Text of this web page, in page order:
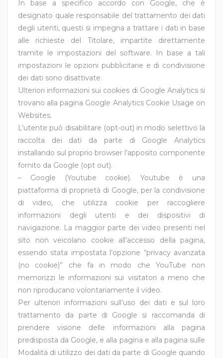
In base a specifico accordo con Google, che è
designato quale responsabile del trattamento dei dati
degli utenti, questi si impegna a trattare i dati in base
alle richieste del Titolare, impartite direttamente
tramite le impostazioni del software. In base a tali
impostazioni le opzioni pubblicitarie e di condivisione
dei dati sono disattivate.
Ulteriori informazioni sui cookies di Google Analytics si
trovano alla pagina Google Analytics Cookie Usage on
Websites.
L’utente può disabilitare (opt-out) in modo selettivo la
raccolta dei dati da parte di Google Analytics
installando sul proprio browser l’apposito componente
fornito da Google (opt out).
– Google (Youtube cookie). Youtube è una
piattaforma di proprietà di Google, per la condivisione
di video, che utilizza cookie per raccogliere
informazioni degli utenti e dei dispositivi di
navigazione. La maggior parte dei video presenti nel
sito non veicolano cookie all’accesso della pagina,
essendo stata impostata l’opzione “privacy avanzata
(no cookie)” che fa in modo che YouTube non
memorizzi le informazioni sui visitatori a meno che
non riproducano volontariamente il video.
Per ulteriori informazioni sull’uso dei dati e sul loro
trattamento da parte di Google si raccomanda di
prendere visione delle informazioni alla pagina
predisposta da Google, e alla pagina e alla pagina sulle
Modalità di utilizzo dei dati da parte di Google quando